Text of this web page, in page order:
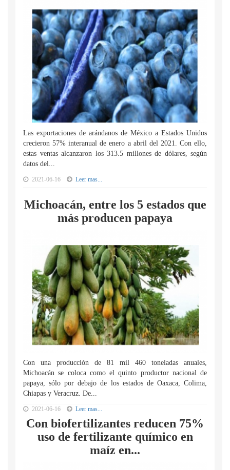
Las exportaciones de arándanos de México a Estados Unidos
crecieron 57% interanual de enero a abril del 2021. Con ello,
estas ventas alcanzaron los 313.5 millones de dólares, según
datos del...
2021-06-16 Leer mas...
Michoacán, entre los 5 estados que
más producen papaya
Con una producción de 81 mil 460 toneladas anuales,
Michoacán se coloca como el quinto productor nacional de
papaya, sólo por debajo de los estados de Oaxaca, Colima,
Chiapas y Veracruz. De...
2021-06-16 Leer mas...
Con biofertilizantes reducen 75%
uso de fertilizante químico en
maíz en...